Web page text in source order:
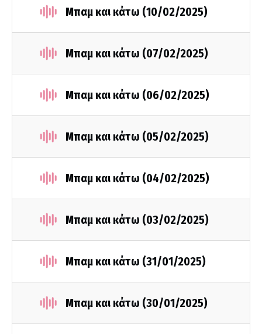
Μπαμ και κάτω (10/02/2025)
Μπαμ και κάτω (07/02/2025)
Μπαμ και κάτω (06/02/2025)
Μπαμ και κάτω (05/02/2025)
Μπαμ και κάτω (04/02/2025)
Μπαμ και κάτω (03/02/2025)
Μπαμ και κάτω (31/01/2025)
Μπαμ και κάτω (30/01/2025)